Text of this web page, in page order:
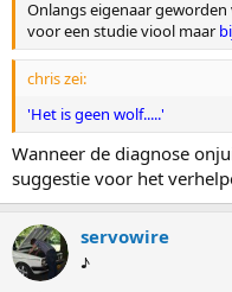
Onlangs eigenaar
voor een studie viool maar
chris zei:
'Het is geen wolf.....'
Wanneer de diagnose
suggestie voor het
servowire
♪